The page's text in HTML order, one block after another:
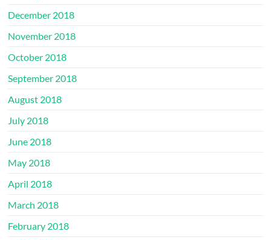
December 2018
November 2018
October 2018
September 2018
August 2018
July 2018
June 2018
May 2018
April 2018
March 2018
February 2018